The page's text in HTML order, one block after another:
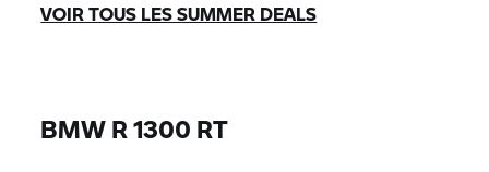
VOIR TOUS LES SUMMER DEALS
BMW R 1300 RT